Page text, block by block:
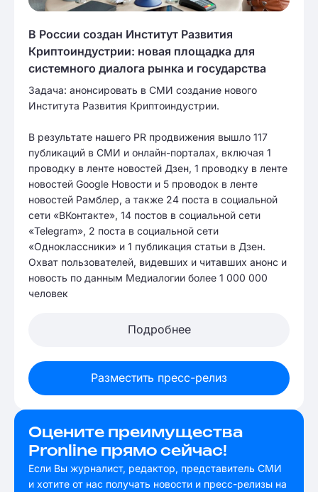
В России создан Институт Развития
Криптоиндустрии: новая площадка для
системного диалога рынка и государства
Задача: анонсировать в СМИ создание нового
Института Развития Криптоиндустрии.
В результате нашего PR продвижения вышло 117
публикаций в СМИ и онлайн-порталах, включая 1
проводку в ленте новостей Дзен, 1 проводку в ленте
новостей Google Новости и 5 проводок в ленте
новостей Рамблер, а также 24 поста в социальной
сети «ВКонтакте», 14 постов в социальной сети
«Telegram», 2 поста в социальной сети
«Одноклассники» и 1 публикация статьи в Дзен.
Охват пользователей, видевших и читавших анонс и
новость по данным Медиалогии более 1 000 000
человек
Подробнее
Разместить пресс-релиз
Оцените преимущества
Pronline прямо сейчас!
Если Вы журналист, редактор, представитель СМИ
и хотите от нас получать новости и пресс-релизы на